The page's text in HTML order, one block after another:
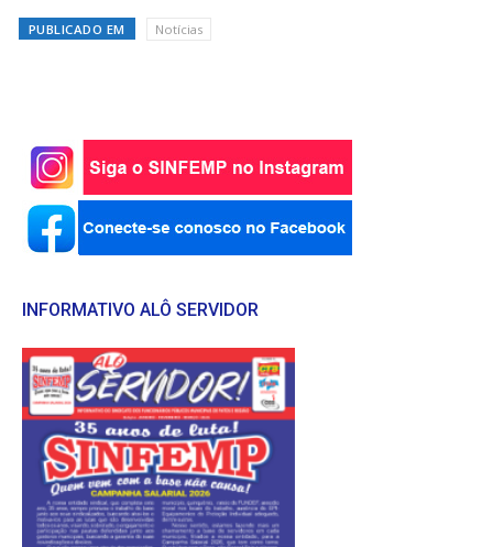
PUBLICADO EM Notícias
INFORMATIVO ALÔ SERVIDOR